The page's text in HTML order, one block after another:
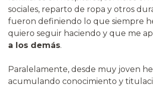
sociales, reparto de ropa y otros
fueron definiendo lo que siempre
quiero seguir haciendo y que me
a los demás.
Paralelamente, desde muy joven
acumulando conocimiento y